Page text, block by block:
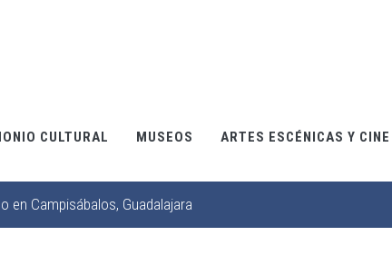
CULTURAL MUSEOS ARTES ESCÉNICAS Y CINE
en Campisábalos, Guadalajara